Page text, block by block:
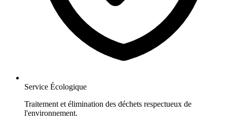
Service Écologique
Traitement et élimination des déchets respectueux de
l'environnement.